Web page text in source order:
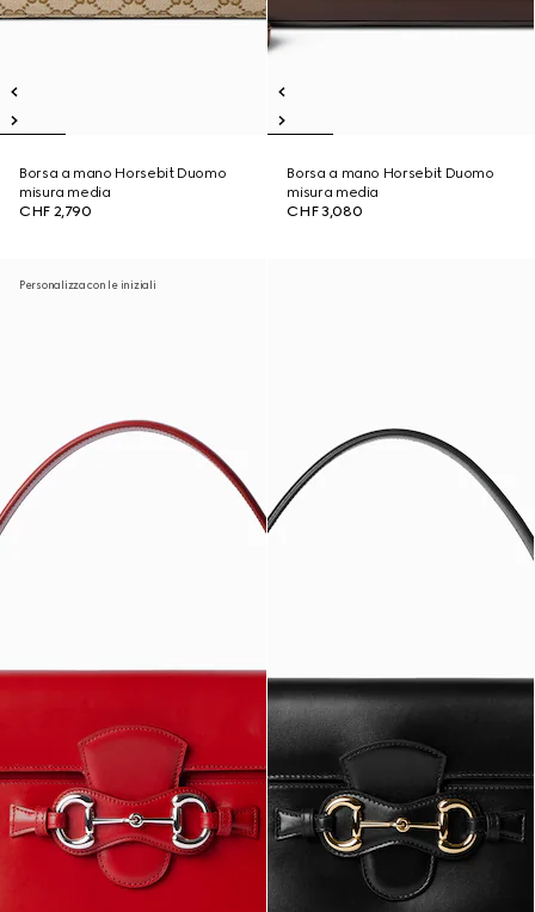
Borsa a mano Horsebit Duomo
misura media
CHF 2,790
Borsa a mano Horsebit Duomo
misura media
CHF 3,080
Personalizza con le iniziali